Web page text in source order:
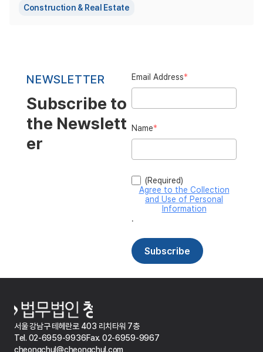
Construction & Real Estate
서울 강남구 테헤란로 403 리치타워 7층
Tel. 02-6959-9936Fax. 02-6959-9967
cheongchul@cheongchul.com